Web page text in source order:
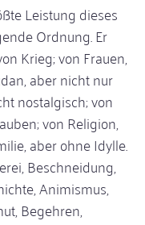
Leistung dieses
Ordnung. Er
Krieg; von Frauen,
aber nicht nur
nostalgisch; von
von Religion,
aber ohne Idylle.
Beschneidung,
Animismus,
Begehren,